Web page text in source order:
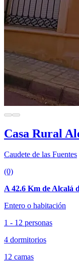
Casa Rural
Caudete de las Fuentes
(0)
A 42.6 Km de Alcalá
Entero o habitación
1 - 12 personas
4 dormitorios
12 camas